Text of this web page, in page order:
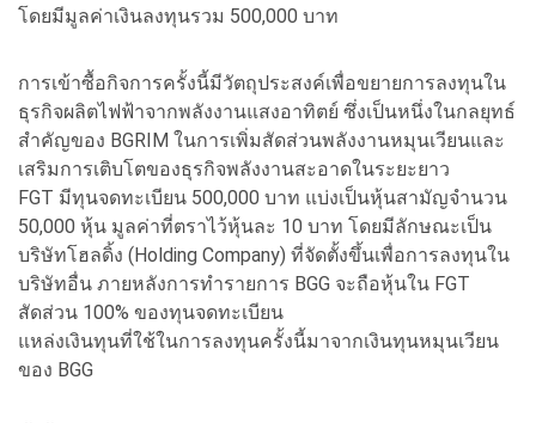
โดยมีมูลค่าเงินลงทุนรวม 500,000 บาท
การเข้าซื้อกิจการครั้งนี้มีวัตถุประสงค์เพื่อขยายการลงทุนใน
ธุรกิจผลิตไฟฟ้าจากพลังงานแสงอาทิตย์ ซึ่งเป็นหนึ่งในกลยุทธ์
สำคัญของ BGRIM ในการเพิ่มสัดส่วนพลังงานหมุนเวียนและ
เสริมการเติบโตของธุรกิจพลังงานสะอาดในระยะยาว
FGT มีทุนจดทะเบียน 500,000 บาท แบ่งเป็นหุ้นสามัญจำนวน
50,000 หุ้น มูลค่าที่ตราไว้หุ้นละ 10 บาท โดยมีลักษณะเป็น
บริษัทโฮลดิ้ง (Holding Company) ที่จัดตั้งขึ้นเพื่อการลงทุนใน
บริษัทอื่น ภายหลังการทำรายการ BGG จะถือหุ้นใน FGT
สัดส่วน 100% ของทุนจดทะเบียน
แหล่งเงินทุนที่ใช้ในการลงทุนครั้งนี้มาจากเงินทุนหมุนเวียน
ของ BGG